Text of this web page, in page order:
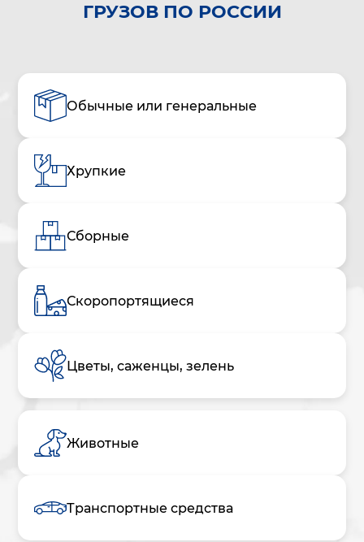
ГРУЗОВ ПО РОССИИ
Обычные или генеральные
Хрупкие
Сборные
Скоропортящиеся
Цветы, саженцы, зелень
Животные
Транспортные средства